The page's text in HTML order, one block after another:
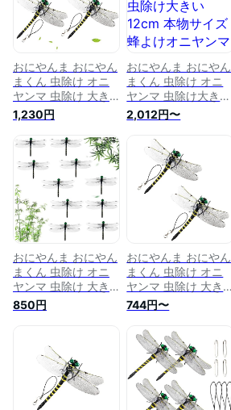
おにやんま おにやん
まくん 虫除け オニ
ヤンマ 虫除け 大き
い 12cm 本物サイズ
蜂よけオニヤンマ 蜻
蛉 昆虫 虫 動物 模型
トンボ 登山 キャン
プ 釣り 衣服 玄関 室
内装飾など
1,230円
おにやんま おにやん
まくん 虫除け オニ
ヤンマ 虫除け大きい
12cm 本物サイズ 蜂
よけオニヤンマ 蜻蛉
昆虫 虫 動物 模型 ト
ンボ 登山 キャンプ
釣り 衣服 玄関 室内
装飾など
2,012円〜
おにやんま おにやん
まくん 虫除け オニ
ヤンマ 虫除け 大き
い 14cm 本物サイズ
蜂よけオニヤンマ 蜻
トンボ 登山 キャン
プ 釣り キャンプ ア
ウトドア 虫対策 虫
除け 衣服 玄関 室内
装飾など おにやんま
850円
おにやんま おにやん
まくん 虫除け オニ
ヤンマ 虫除け 大き
い 12cm 本物サイズ
蜂よけオニヤンマ 蜻
蛉 昆虫 虫 動物 模型
トンボ 登山 キャン
プ 釣り 衣服 玄関 室
内装飾など
744円〜